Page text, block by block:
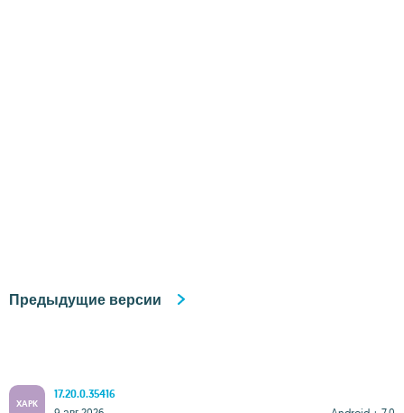
Предыдущие версии
XAPK
17.20.0.35416